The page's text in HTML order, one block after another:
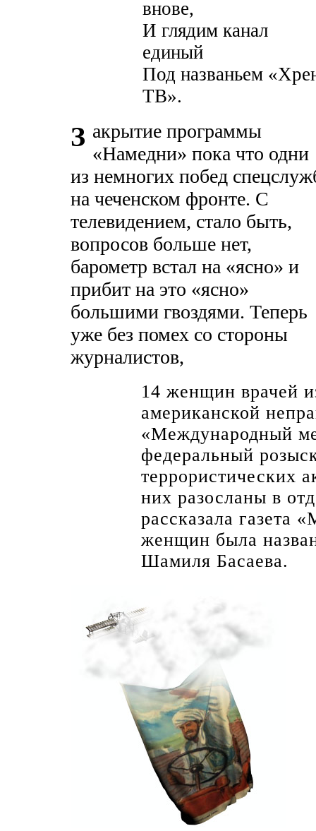
внове,
И глядим канал
единый
Под названьем
ТВ».
З акрытие программы
«Намедни» пока что одни
из немногих побед
на чеченском фронте. С
телевидением, стало быть,
вопросов больше нет,
барометр встал на «ясно» и
прибит на это «ясно»
большими гвоздями. Теперь
уже без помех со стороны
журналистов,
14 женщин врачей
американской
«Международный
федеральный
террористических
них разосланы в
рассказала газета
женщин была
Шамиля Басаева.